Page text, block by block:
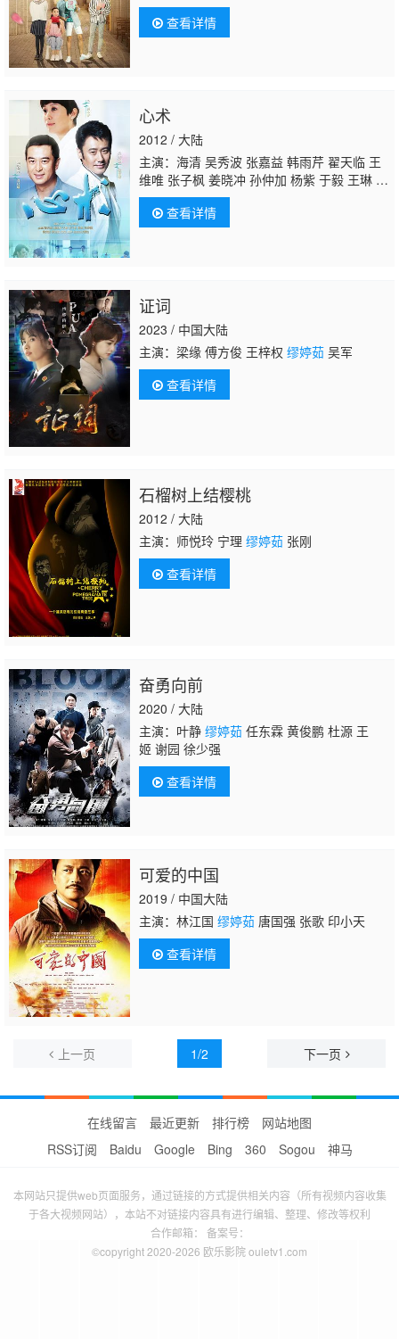
查看详情
心术
2012 / 大陆
主演：海清 吴秀波 张嘉益 韩雨芹 翟天临 王
维唯 张子枫 姜晓冲 孙仲加 杨紫 于毅 王琳 姚
安濂 王诗槐缪婷茹
磊 吴晶 马丹旎 赵晓露 高卉 陶雪荣 王骊娅 施
大生 左启泽 孙艺菲 徐玉兰 张立秋 李树生 万
查看详情
证词
2023 / 中国大陆
主演：梁缘 傅方俊 王梓权 缪婷茹吴军
查看详情
石榴树上结樱桃
2012 / 大陆
主演：师悦玲 宁理 缪婷茹张刚
查看详情
奋勇向前
2020 / 大陆
主演：叶静 缪婷茹任东霖 黄俊鹏 杜源 王
姬 谢园 徐少强
查看详情
可爱的中国
2019 / 中国大陆
主演：林江国 缪婷茹唐国强 张歌 印小天
查看详情
上一页 1/2 下一页
在线留言 最近更新 排行榜
网站地图
RSS订阅
Baidu Google Bing 360 Sogou 神马
本网站只提供web页面服务，通过链接的方式提供相关内容（所有视频内容收集
于各大视频网站），本站不对链接内容具有进行编辑、整理、修改等权利
合作邮箱： 备案号：
©copyright 2020-2026 欧乐影院 ouletv1.com